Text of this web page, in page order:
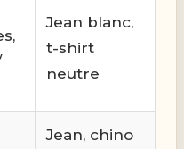
Jean blanc,
t-shirt
neutre
Jean, chino